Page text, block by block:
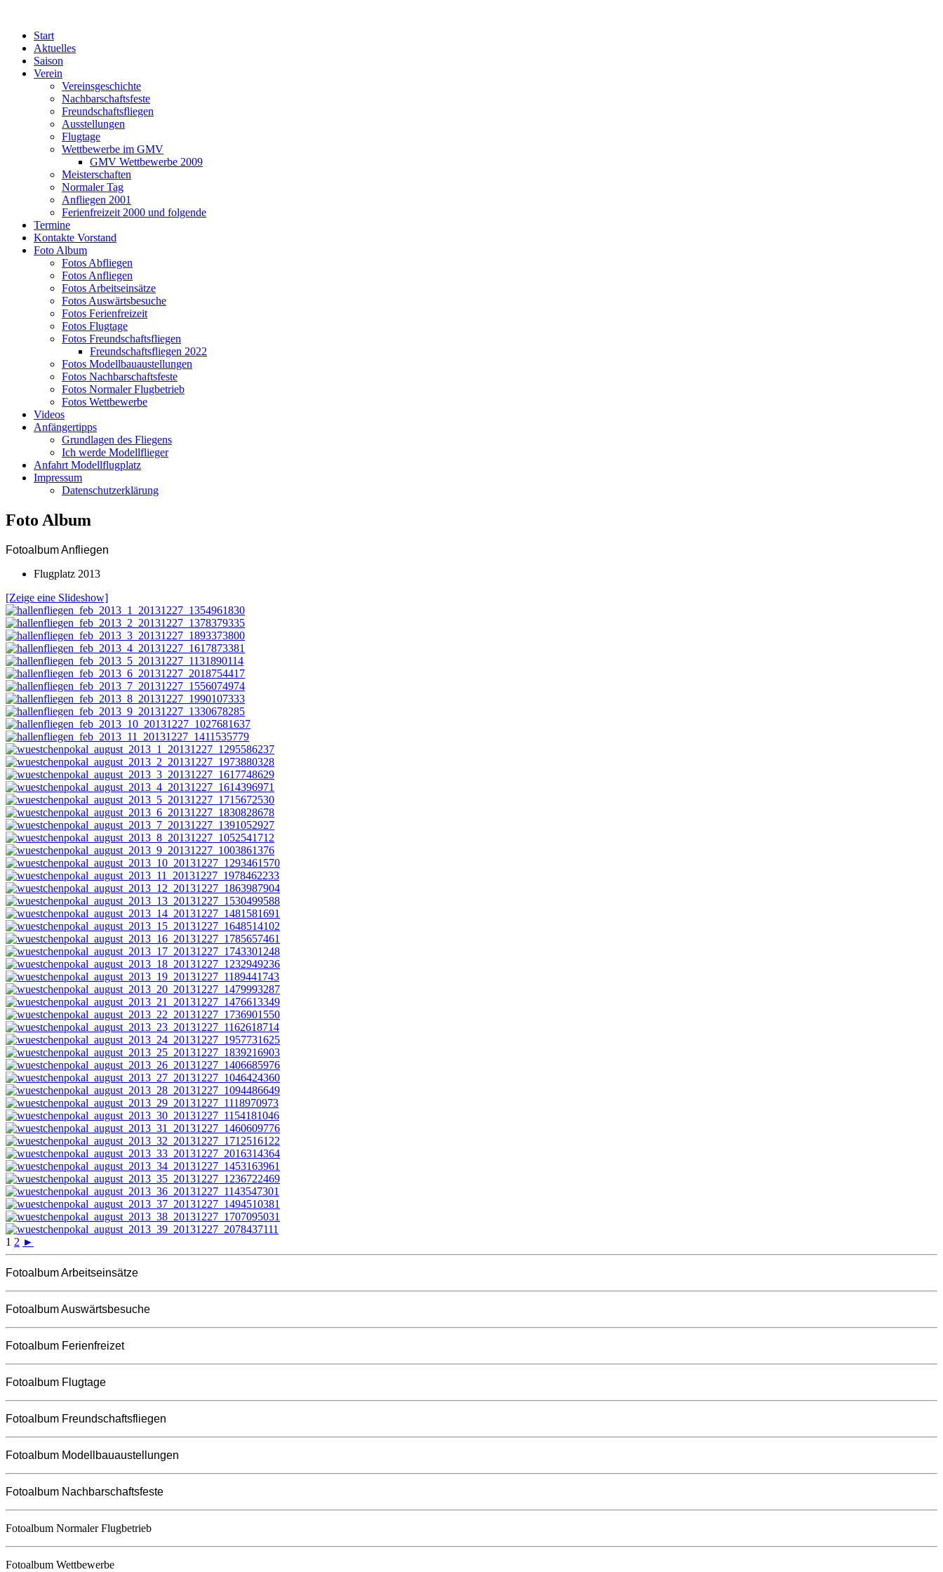
springenStart
Aktuelles
Saison
Verein
Vereinsgeschichte
Nachbarschaftsfeste
Freundschaftsfliegen
Ausstellungen
Flugtage
Wettbewerbe im GMV
GMV Wettbewerbe 2009
Meisterschaften
Normaler Tag
Anfliegen 2001
Ferienfreizeit 2000 und folgende
Termine
Kontakte Vorstand
Foto Album
Fotos Abfliegen
Fotos Anfliegen
Fotos Arbeitseinsätze
Fotos Auswärtsbesuche
Fotos Ferienfreizeit
Fotos Flugtage
Fotos Freundschaftsfliegen
Freundschaftsfliegen 2022
Fotos Modellbauaustellungen
Fotos Nachbarschaftsfeste
Fotos Normaler Flugbetrieb
Fotos Wettbewerbe
Videos
Anfängertipps
Grundlagen des Fliegens
Ich werde Modellflieger
Anfahrt Modellflugplatz
Impressum
Datenschutzerklärung
Foto Album
Fotoalbum Anfliegen
Flugplatz 2013
[Zeige eine Slideshow]
1 2 ►
Fotoalbum Arbeitseinsätze
Fotoalbum Auswärtsbesuche
Fotoalbum Ferienfreizet
Fotoalbum Flugtage
Fotoalbum Freundschaftsfliegen
Fotoalbum Modellbauaustellungen
Fotoalbum Nachbarschaftsfeste
Fotoalbum Normaler Flugbetrieb
Fotoalbum Wettbewerbe